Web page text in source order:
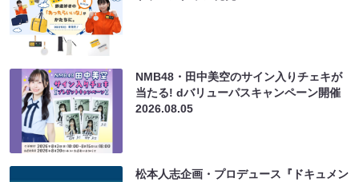
NMB48・田中美空のサイン入りチェキが
当たる! dバリューパスキャンペーン開催
2026.08.05
松本人志企画・プロデュース『ドキュメン